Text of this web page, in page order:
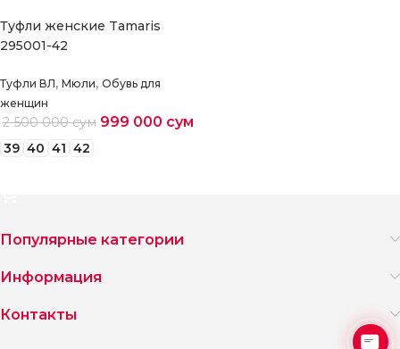
Туфли женские Tamaris
295001-42
Туфли ВЛ, Мюли, Обувь для
женщин
2 500 000сум 999 000 сум
39 40 41 42
Популярные категории
Информация
Контакты